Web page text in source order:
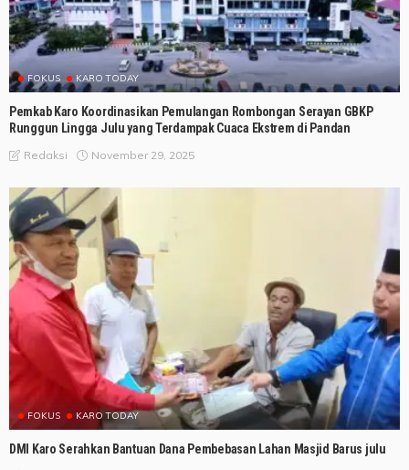
FOKUS KARO TODAY
Pemkab Karo Koordinasikan Pemulangan Rombongan Serayan GBKP
Runggun Lingga Julu yang Terdampak Cuaca Ekstrem di Pandan
Redaksi November 29, 2025
FOKUS KARO TODAY
DMI Karo Serahkan Bantuan Dana Pembebasan Lahan Masjid Barus julu